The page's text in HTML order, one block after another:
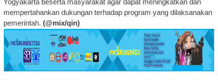
Yogyakarta beserta masyarakat agar dapat meningkatkan dan
mempertahankan dukungan terhadap program yang dilaksanakan
pemerintah. (@mix/qin)